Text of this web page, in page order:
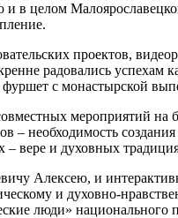
и в целом
проектов,
радовались успехам
с монастырской
мероприятий
необходимость
– вере и духовных
Алексею, и
и духовно-
люди» национального